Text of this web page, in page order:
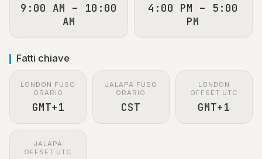
9:00 AM – 10:00
AM
4:00 PM – 5:00
PM
Fatti chiave
LONDON FUSO
ORARIO
GMT+1
JALAPA FUSO
ORARIO
CST
LONDON
OFFSET UTC
GMT+1
JALAPA
OFFSET UTC